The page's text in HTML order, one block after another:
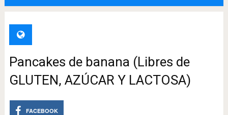
Pancakes de banana (Libres de
GLUTEN, AZÚCAR Y LACTOSA)
FACEBOOK